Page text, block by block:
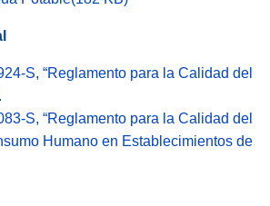
S, “Reglamento para la Calidad del
S, “Reglamento para la Calidad del
Humano en Establecimientos de